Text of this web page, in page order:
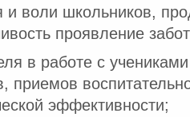
и воли школьников,
проявление
в работе с
приемов
эффективности;